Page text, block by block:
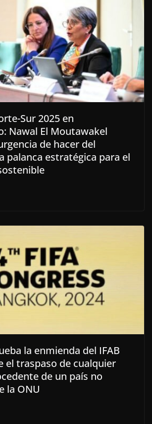
Sur 2025 en
Nawal El Moutawakel
de hacer del
palanca estratégica para el
la enmienda del IFAB
el traspaso de cualquier
de un país no
la ONU